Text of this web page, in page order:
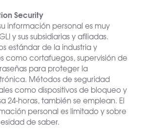
Security
información personal es muy
y sus subsidiarias y afiliadas.
estándar de la industria y
como cortafuegos, supervisión de
para proteger la
Métodos de seguridad
como dispositivos de bloqueo y
24-horas, también se emplean. El
personal es limitado y sobre
de saber.